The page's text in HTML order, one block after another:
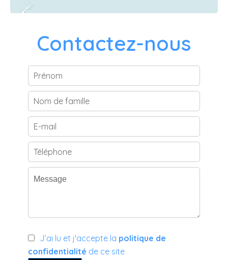
Contactez-nous
J’ai lu et j'accepte la politique de
confidentialité de ce site